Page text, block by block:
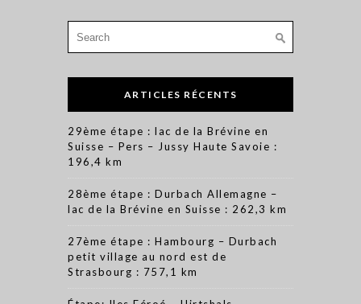
for:
ARTICLES RÉCENTS
29ème étape : lac de la Brévine en
Suisse – Pers – Jussy Haute Savoie :
196,4 km
28ème étape : Durbach Allemagne –
lac de la Brévine en Suisse : 262,3 km
27ème étape : Hambourg – Durbach
petit village au nord est de
Strasbourg : 757,1 km